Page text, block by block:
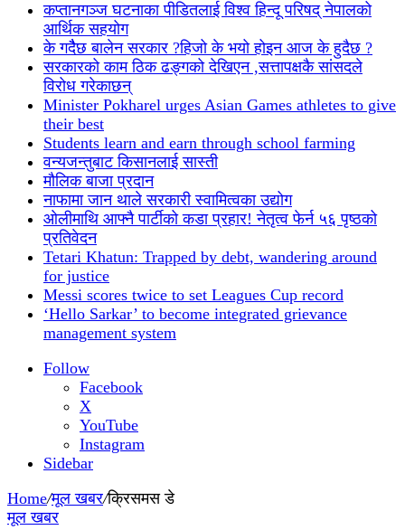
कप्तानगञ्ज घटनाका पीडितलाई विश्व हिन्दू परिषद् नेपालको
आर्थिक सहयोग
के गदैैछ बालेन सरकार ?हिजो के भयो होइन आज के हुदैछ ?
सरकारको काम ठिक ढङ्गको देखिएन ,सत्तापक्षकै सांसदले
विरोध गरेकाछन्
Minister Pokharel urges Asian Games athletes to give
their best
Students learn and earn through school farming
वन्यजन्तुबाट किसानलाई सास्ती
मौलिक बाजा प्रदान
नाफामा जान थाले सरकारी स्वामित्वका उद्योग
ओलीमाथि आफ्नै पार्टीको कडा प्रहार! नेतृत्व फेर्न ५६ पृष्ठको
प्रतिवेदन
Tetari Khatun: Trapped by debt, wandering around
for justice
Messi scores twice to set Leagues Cup record
‘Hello Sarkar’ to become integrated grievance
management system
Follow
Facebook
X
YouTube
Instagram
Sidebar
Home/मूल खबर/क्रिसमस डे
मूल खबर